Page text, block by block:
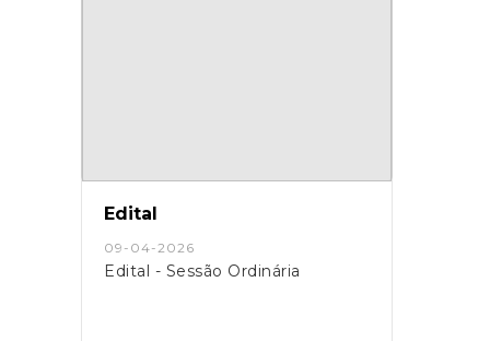
Edital
09-04-2026
Edital - Sessão Ordinária